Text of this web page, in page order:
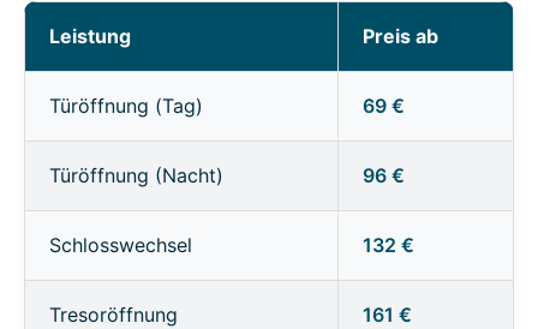
Leistung Preis ab
Türöffnung (Tag) 69 €
Türöffnung (Nacht) 96 €
Schlosswechsel 132 €
Tresoröffnung 161 €